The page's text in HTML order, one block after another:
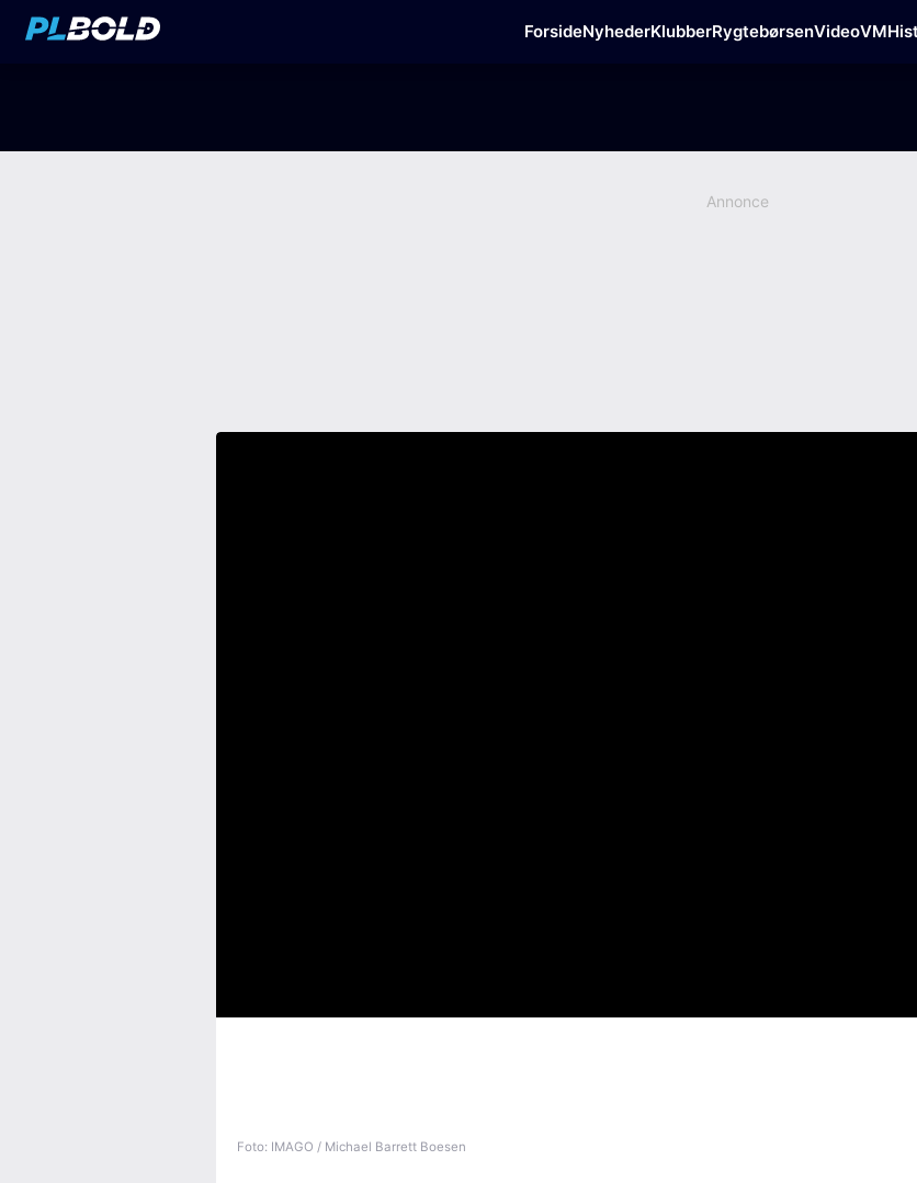
ForsideNyhederKlubberRygtebørsenVideoVM
Annonce
Foto: IMAGO / Michael Barrett Boesen